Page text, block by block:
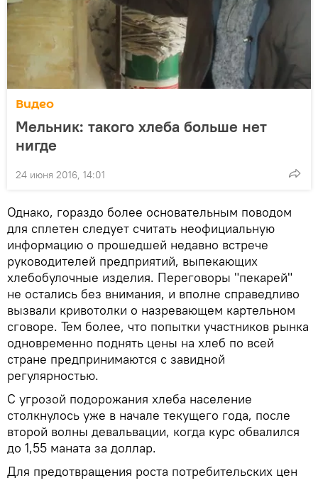
Видео
Мельник: такого хлеба больше нет
нигде
24 июня 2016, 14:01
Однако, гораздо более основательным поводом
для сплетен следует считать неофициальную
информацию о прошедшей недавно встрече
руководителей предприятий, выпекающих
хлебобулочные изделия. Переговоры "пекарей"
не остались без внимания, и вполне справедливо
вызвали кривотолки о назревающем картельном
сговоре. Тем более, что попытки участников рынка
одновременно поднять цены на хлеб по всей
стране предпринимаются с завидной
регулярностью.
С угрозой подорожания хлеба население
столкнулось уже в начале текущего года, после
второй волны девальвации, когда курс обвалился
до 1,55 маната за доллар.
Для предотвращения роста потребительских цен